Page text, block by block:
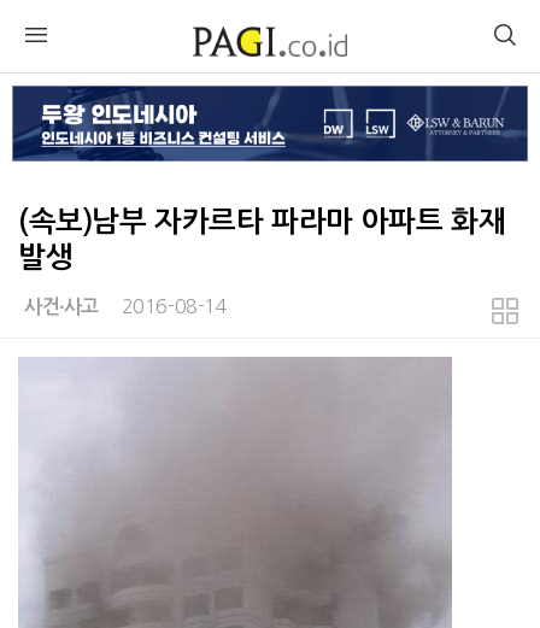
(속보)남부 자카르타 파라마 아파트 화재
발생
사건∙사고 2016-08-14